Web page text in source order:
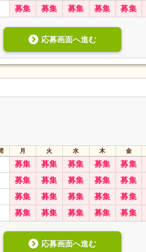
募集 募集 募集 募集 募集
応募画面へ進む
月 火 水 木 金
募集 募集 募集 募集 募集
募集 募集 募集 募集 募集
募集 募集 募集 募集 募集
募集 募集 募集 募集 募集
応募画面へ進む